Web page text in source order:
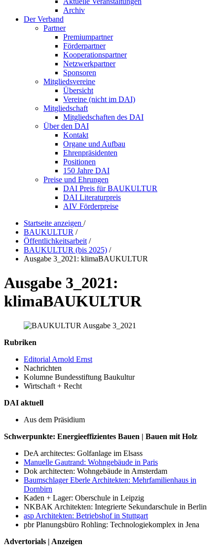
Archiv
Der Verband
Partner
Premiumpartner
Förderpartner
Kooperationspartner
Netzwerkpartner
Sponsoren
Mitgliedsvereine
Übersicht
Vereine (nicht im DAI)
Mitgliedschaft
Mitgliedschaften des DAI
Über den DAI
Kontakt
Organe und Aufbau
Ehrenpräsidenten
Positionen
150 Jahre DAI
Preise und Ehrungen
DAI Preis für BAUKULTUR
DAI Literaturpreis
AIV Förderpreise
Startseite anzeigen /
BAUKULTUR /
Öffentlichkeitsarbeit /
BAUKULTUR (bis 2025) /
Ausgabe 3_2021: klimaBAUKULTUR
Ausgabe 3_2021:
klimaBAUKULTUR
Rubriken
Editorial Arnold Ernst
Nachrichten
Kolumne Bundesstiftung Baukultur
Wirtschaft + Recht
DAI aktuell
Aus dem Präsidium
Schwerpunkte: Energieeffizientes Bauen | Bauen mit Holz
DeA architectes: Golfanlage im Elsass
Manuelle Gautrand: Wohngebäude in Paris
Dok architecten: Wohngebäude in Amsterdam
Baumschlager Eberle Architekten: Mehrfamilienhaus in
Dornbirn
Kaden + Lager: Oberschule in Leipzig
NKBAK Architekten: Integrierte Sekundarschule in Berlin
asp Architekten: Betriebshof in Stuttgart
pbr Planungsbüro Rohling: Technologiekomplex in Jena
Advertorials | Anzeigen